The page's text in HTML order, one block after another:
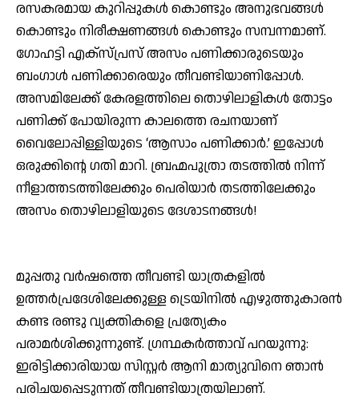
രസകരമായ കുറിപ്പുകള്‍ കൊണ്ടും അനുഭവങ്ങള്‍
കൊണ്ടും നിരീക്ഷണങ്ങള്‍ കൊണ്ടും സമ്പന്നമാണ്.
ഗോഹട്ടി എക്‌സ്പ്രസ് അസം പണിക്കാരുടെയും
ബംഗാള്‍ പണിക്കാരെയും തീവണ്ടിയാണിപ്പോള്‍.
അസമിലേക്ക് കേരളത്തിലെ തൊഴിലാളികള്‍ തോട്ടം
പണിക്ക് പോയിരുന്ന കാലത്തെ രചനയാണ്
വൈലോപ്പിള്ളിയുടെ ‘ആസാം പണിക്കാര്‍.’ ഇപ്പോള്‍
ഒരുക്കിന്റെ ഗതി മാറി. ബ്രഹ്മപുത്രാ തടത്തില്‍ നിന്ന്
നീളാത്തടത്തിലേക്കും പെരിയാര്‍ തടത്തിലേക്കും
അസം തൊഴിലാളിയുടെ ദേശാടനങ്ങള്‍!
മുപ്പതു വര്‍ഷത്തെ തീവണ്ടി യാത്രകളില്‍
ഉത്തര്‍പ്രദേശിലേക്കുള്ള ട്രെയിനില്‍ എഴുത്തുകാരന്‍
കണ്ട രണ്ടു വ്യക്തികളെ പ്രത്യേകം
പരാമര്‍ശിക്കുന്നുണ്ട്. ഗ്രന്ഥകര്‍ത്താവ് പറയുന്നു:
ഇരിട്ടിക്കാരിയായ സിസ്റ്റര്‍ ആനി മാത്യുവിനെ ഞാന്‍
പരിചയപ്പെടുന്നത് തീവണ്ടിയാത്രയിലാണ്.